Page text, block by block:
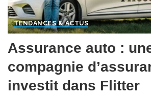
TENDANCES & ACTUS
Assurance auto :
compagnie
investit dans Flitter